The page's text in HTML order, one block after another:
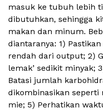
masuk ke tubuh lebih
dibutuhkan, sehingga
makan dan minum.
diantaranya: 1) Pastikan
rendah dari output; 2)
lemak’ sedikit minyak;
Batasi jumlah
dikombinasikan seperti
mie; 5) Perhatikan